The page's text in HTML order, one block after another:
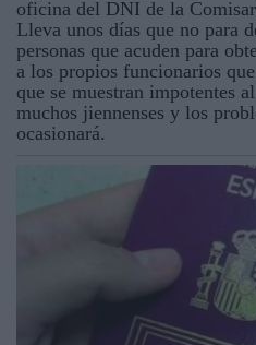
oficina del DNI de la
Lleva unos días que no para
personas que acuden para
a los propios funcionarios
que se muestran impotentes
muchos jiennenses y los
ocasionará.